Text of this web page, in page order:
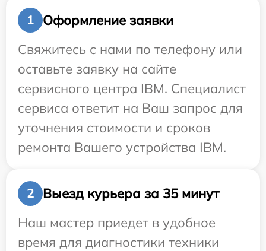
1
Оформление заявки
Свяжитесь с нами по телефону или
оставьте заявку на сайте
сервисного центра IBM. Специалист
сервиса ответит на Ваш запрос для
уточнения стоимости и сроков
ремонта Вашего устройства IBM.
2
Выезд курьера за 35 минут
Наш мастер приедет в удобное
время для диагностики техники